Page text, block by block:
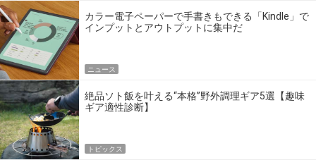
カラー電子ペーパーで手書きもできる「Kindle」で
インプットとアウトプットに集中だ
ニュース
絶品ソト飯を叶える“本格”野外調理ギア5選【趣味
ギア適性診断】
トピックス